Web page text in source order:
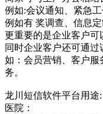
例如:会议通知、紧急工
例如有 奖调查、信息定
更重要的是企业客户可
同时企业客户还可通过
如：会员营销、客户服
务。
龙川短信软件平台用途:
医院：